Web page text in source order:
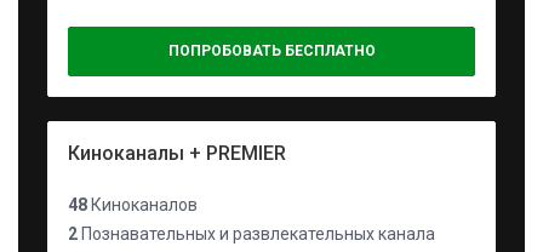
ПОПРОБОВАТЬ БЕСПЛАТНО
Киноканалы + PREMIER
48 Киноканалов
2 Познавательных и развлекательных канала